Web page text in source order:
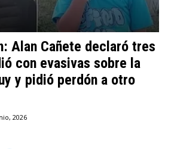
Alan Cañete declaró tres
con evasivas sobre la
y pidió perdón a otro
2026